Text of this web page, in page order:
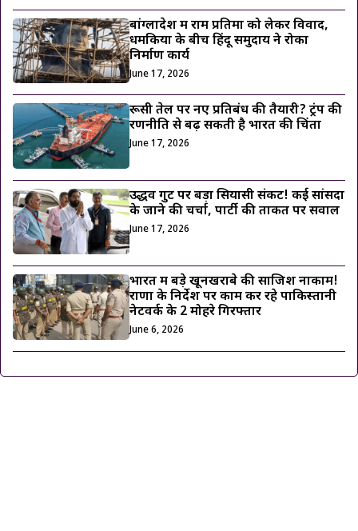
बांग्लादेश में राम प्रतिमा को लेकर विवाद,
धमकियों के बीच हिंदू समुदाय ने रोका
निर्माण कार्य
June 17, 2026
रूसी तेल पर नए प्रतिबंध की तैयारी? ट्रंप की
रणनीति से बढ़ सकती है भारत की चिंता
June 17, 2026
उद्धव गुट पर बड़ा सियासी संकट! कई सांसदों
के जाने की चर्चा, पार्टी की ताकत पर सवाल
June 17, 2026
भारत में बड़े खूनखराबे की साजिश नाकाम!
राणा के निर्देश पर काम कर रहे पाकिस्तानी
नेटवर्क के 2 मोहरे गिरफ्तार
June 6, 2026